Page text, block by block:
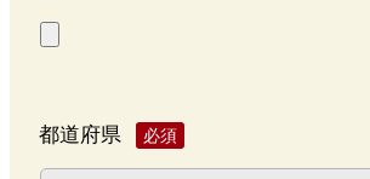
都道府県 必須